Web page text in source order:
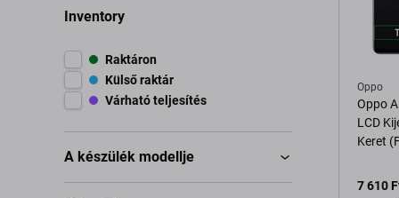
Inventory
Raktáron
Külső raktár
Várható teljesítés
A készülék modellje
Oppo
Oppo
LCD
Keret
7 610